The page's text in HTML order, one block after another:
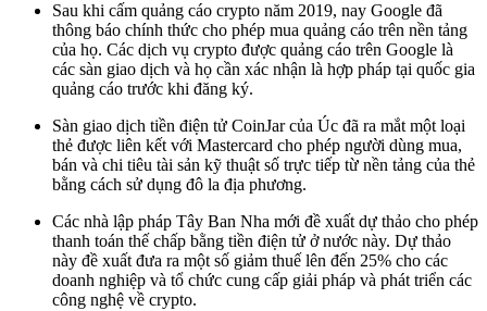
Sau khi cấm quảng cáo crypto năm 2019, nay Google đã
thông báo chính thức cho phép mua quảng cáo trên nền tảng
của họ. Các dịch vụ crypto được quảng cáo trên Google là
các sàn giao dịch và họ cần xác nhận là hợp pháp tại quốc gia
quảng cáo trước khi đăng ký.
Sàn giao dịch tiền điện tử CoinJar của Úc đã ra mắt một loại
thẻ được liên kết với Mastercard cho phép người dùng mua,
bán và chi tiêu tài sản kỹ thuật số trực tiếp từ nền tảng của thẻ
bằng cách sử dụng đô la địa phương.
Các nhà lập pháp Tây Ban Nha mới đề xuất dự thảo cho phép
thanh toán thế chấp bằng tiền điện tử ở nước này. Dự thảo
này đề xuất đưa ra một số giảm thuế lên đến 25% cho các
doanh nghiệp và tổ chức cung cấp giải pháp và phát triển các
công nghệ về crypto.